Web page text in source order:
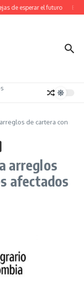
de esperar el futuro El
de cartera con
arreglos
afectados